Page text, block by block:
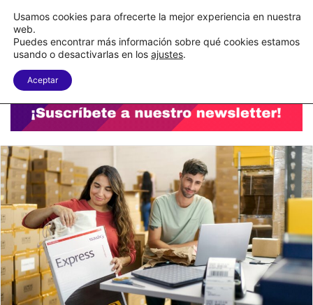
C&A México completa la implementación de su WMS en la nube
Menu
Usamos cookies para ofrecerte la mejor experiencia en nuestra
web.
Puedes encontrar más información sobre qué cookies estamos
usando o desactivarlas en los ajustes.
Aceptar